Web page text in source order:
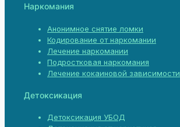
Наркомания
Анонимное снятие ломки
Кодирование от наркомании
Лечение наркомании
Подростковая наркомания
Лечение кокаиновой зависимости
Детоксикация
Детоксикация УБОД